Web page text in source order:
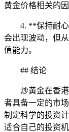
黄金价格相关的
4. **保持耐
会出现波动，但
值能力。
## 结论
炒黄金在香
者具备一定的市
制定科学的投资
适合自己的投资